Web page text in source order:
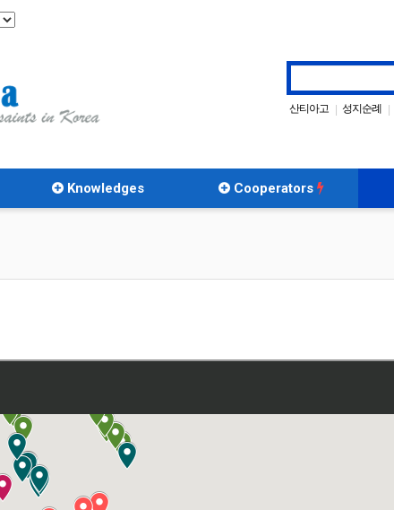
산티아고 | 성지순례 |
Knowledges Cooperators